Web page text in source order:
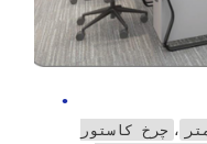
، چرخ کاستور